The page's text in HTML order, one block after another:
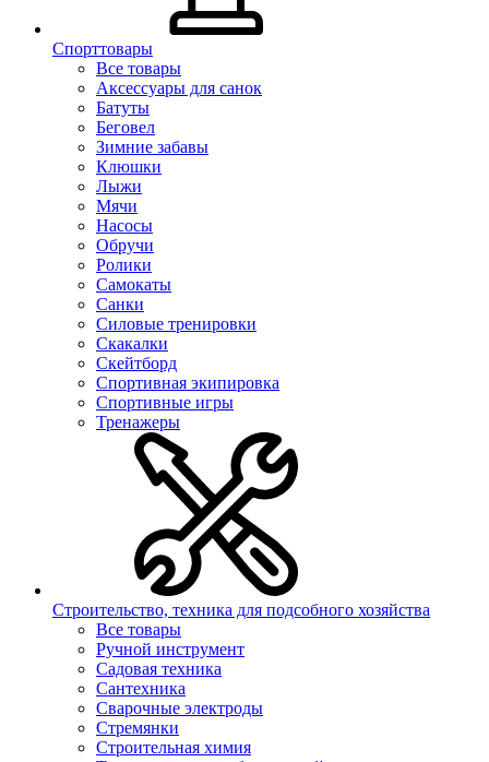
Спорттовары
Все товары
Аксессуары для санок
Батуты
Беговел
Зимние забавы
Клюшки
Лыжи
Мячи
Насосы
Обручи
Ролики
Самокаты
Санки
Силовые тренировки
Скакалки
Скейтборд
Спортивная экипировка
Спортивные игры
Тренажеры
Строительство, техника для подсобного хозяйства
Все товары
Ручной инструмент
Садовая техника
Сантехника
Сварочные электроды
Стремянки
Строительная химия